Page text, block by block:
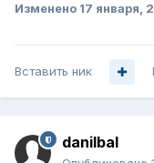
Изменено 17 января,
Вставить ник
danilbal